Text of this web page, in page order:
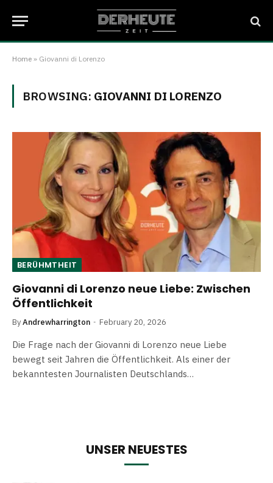
Home » Giovanni di Lorenzo
BROWSING: GIOVANNI DI LORENZO
BERÜHMTHEIT
Giovanni di Lorenzo neue Liebe: Zwischen
Öffentlichkeit
ByAndrewharrington February 20, 2026
Die Frage nach der Giovanni di Lorenzo neue Liebe
bewegt seit Jahren die Öffentlichkeit. Als einer der
bekanntesten Journalisten Deutschlands…
UNSER NEUESTES